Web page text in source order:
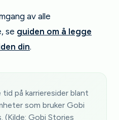
av alle
se guiden om å legge
din.
tid på karrieresider blant
som bruker Gobi
(Kilde: Gobi Stories